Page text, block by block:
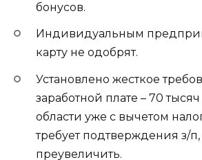
бонусов.
Индивидуальным
карту не одобрят.
Установлено жесткое
заработной плате – 70
области уже с вычетом
требует подтверждения з/
преувеличить.